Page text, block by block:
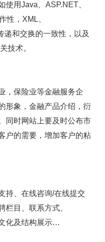
使用Java、ASP.NET、
性，XML、
和交换的一致性，以及
技术。
，保险业等金融服务企
形象，金融产品介绍，衍
同时网站上要及时公布市
户的需要，增加客户的粘
持、在线咨询/在线提交
栏目、联系方式、
化及结构展示…